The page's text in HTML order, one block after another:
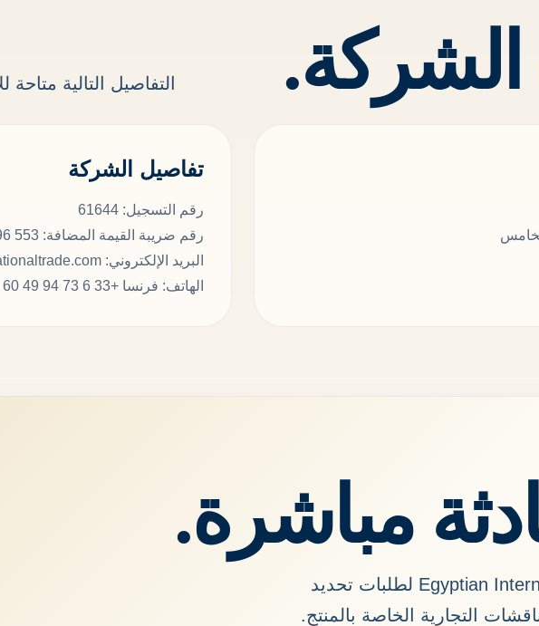
التفاصيل التالية
تفاصيل الشركة
رقم التسجيل: 61644
رقم ضريبة القيمة المضافة: 553 096 656
البريد الإلكتروني: info@egyptianinternationaltrade.com
الهاتف: فرنسا +33 6 73 94 49 60
مباشرة.
يمكن الاتصال بـ Egyptian International Trade لطلبات تحديد
التجارية الخاصة بالمنتج.